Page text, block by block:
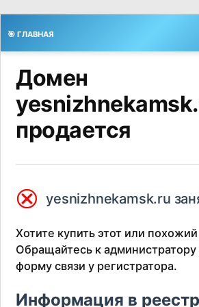
🎯 ГЛАВНАЯ
Домен
продается
⮿ yesnizhnekamsk.ru
Хотите купить этот или
Обращайтесь к
форму связи у регистратора.
Информация в